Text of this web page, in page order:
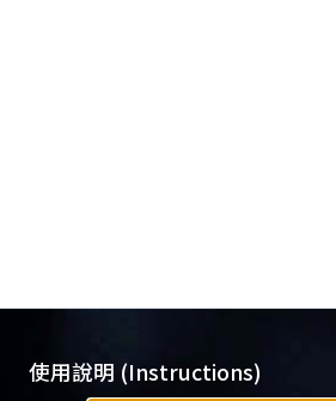
使用說明 (Instructions)